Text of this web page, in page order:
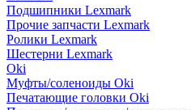
Подшипники Lexmark
Прочие запчасти Lexmark
Ролики Lexmark
Шестерни Lexmark
Oki
Муфты/соленоиды Oki
Печатающие головки Oki